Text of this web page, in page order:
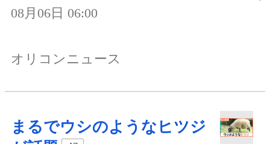
08月06日 06:00
オリコンニュース
まるでウシのようなヒツジ